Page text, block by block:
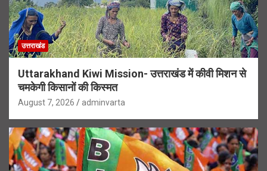
उत्तराखंड
Uttarakhand Kiwi Mission- उत्तराखंड में कीवी मिशन से
चमकेगी किसानों की किस्मत
August 7, 2026 adminvarta